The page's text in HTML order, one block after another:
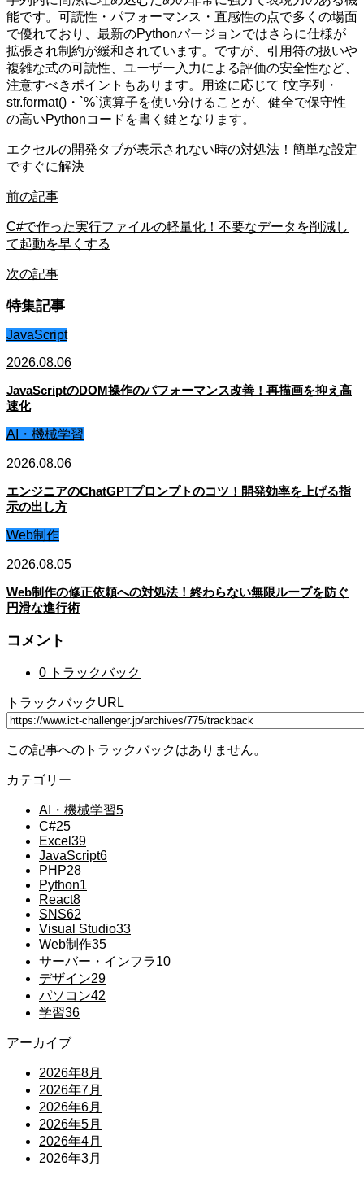
能です。可読性・パフォーマンス・直感性の点で多くの場面
で優れており、最新のPythonバージョンではさらに仕様が
拡張され制約が緩和されています。ですが、引用符の扱いや
複雑な式の可読性、ユーザー入力による評価の安全性など、
注意すべきポイントもあります。用途に応じて f文字列・
str.format()・`%`演算子を使い分けることが、健全で保守性
の高いPythonコードを書く鍵となります。
エクセルの開発タブが表示されない時の対処法！簡単な設定
ですぐに解決
前の記事
C#で作った実行ファイルの軽量化！不要なデータを削減し
て起動を早くする
次の記事
特集記事
JavaScript
2026.08.06
JavaScriptのDOM操作のパフォーマンス改善！再描画を抑え高
速化
AI・機械学習
2026.08.06
エンジニアのChatGPTプロンプトのコツ！開発効率を上げる指
示の出し方
Web制作
2026.08.05
Web制作の修正依頼への対処法！終わらない無限ループを防ぐ
円滑な進行術
コメント
0 トラックバック
トラックバックURL
この記事へのトラックバックはありません。
カテゴリー
AI・機械学習5
C#25
Excel 39
JavaScript6
PHP28
Python1
React8
SNS62
Visual Studio33
Web制作35
サーバー・インフラ10
デザイン29
パソコン42
学習36
アーカイブ
2026年8月
2026年7月
2026年6月
2026年5月
2026年4月
2026年3月